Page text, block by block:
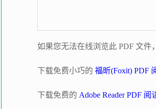
如果您无法在线浏览此 PDF 文件
下载免费小巧的 福昕(Foxit) PDF
下载免费的 Adobe Reader PDF 阅